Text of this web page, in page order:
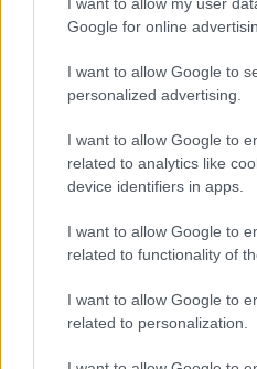
Google for online
I want to allow Google to
personalized advertising.
I want to allow Google to
related to analytics like
device identifiers in apps.
I want to allow Google to
related to functionality of
I want to allow Google to
related to personalization.
Guida all’acquisto:
Davide Ferraro · 7 Ago 2026
GUIDE SHOPPING